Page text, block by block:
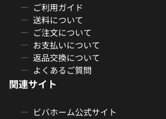
ご利用ガイド
送料について
ご注文について
お支払いについて
返品交換について
よくあるご質問
関連サイト
ビバホーム公式サイト